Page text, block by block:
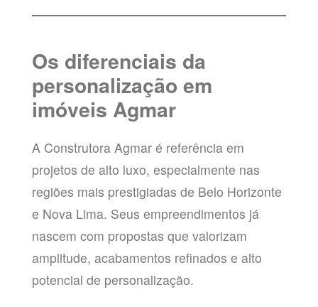
Os diferenciais da
personalização em
imóveis Agmar
A Construtora Agmar é referência em
projetos de alto luxo, especialmente nas
regiões mais prestigiadas de Belo Horizonte
e Nova Lima. Seus empreendimentos já
nascem com propostas que valorizam
amplitude, acabamentos refinados e alto
potencial de personalização.